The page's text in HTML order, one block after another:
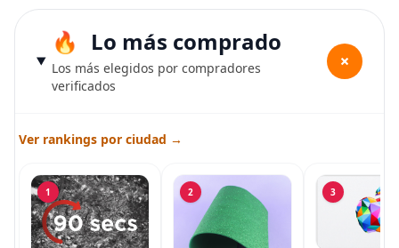
Lo más comprado
Los más elegidos por compradores
verificados
+
Ver rankings por ciudad →
1 2 3